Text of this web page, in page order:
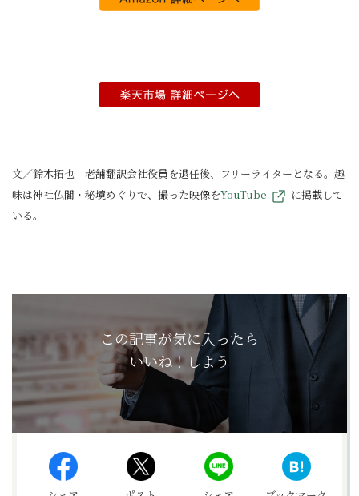
文／鈴木拓也 老舗翻訳会社役員を退任後、フリーライターとなる。趣
味は神社仏閣・秘境めぐりで、撮った映像をYouTube
に掲載して
いる。
この記事が気に入ったら
いいね！しよう